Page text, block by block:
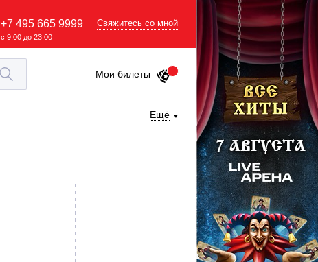
+7 495 665 9999
с 9:00 до 23:00
Свяжитесь со мной
Мои билеты
Ещё